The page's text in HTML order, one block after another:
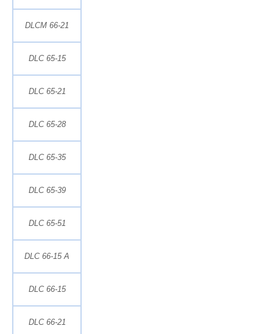
DLCM 66-21
DLC 65-15
DLC 65-21
DLC 65-28
DLC 65-35
DLC 65-39
DLC 65-51
DLC 66-15 A
DLC 66-15
DLC 66-21